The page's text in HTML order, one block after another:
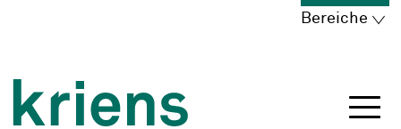
Navigieren in Kriens
Bereiche